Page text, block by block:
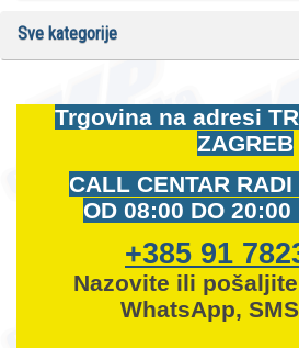
Sve kategorije
Trgovina na adresi
ZAGREB
CALL CENTAR RADI
OD 08:00 DO 20:00
+385 91
Nazovite ili
WhatsApp,